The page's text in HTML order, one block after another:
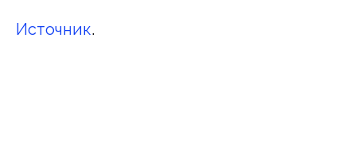
Источник.